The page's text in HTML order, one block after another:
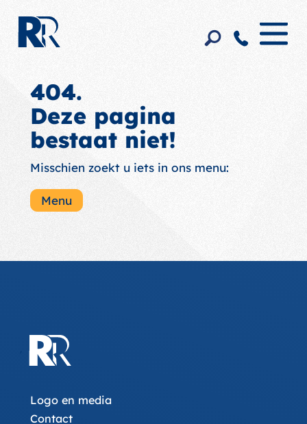
404.
Deze pagina
bestaat niet!
Misschien zoekt u iets in ons menu:
Menu
Logo en media
Contact